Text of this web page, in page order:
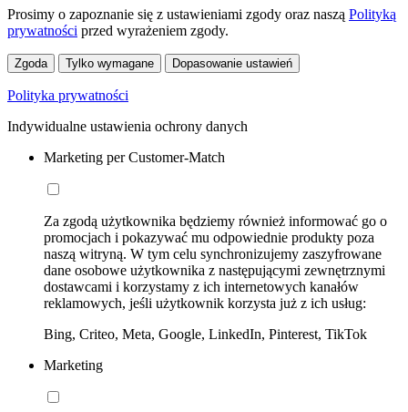
Prosimy o zapoznanie się z ustawieniami zgody oraz naszą Polityką
prywatności przed wyrażeniem zgody.
Zgoda Tylko wymagane Dopasowanie ustawień
Polityka prywatności
Indywidualne ustawienia ochrony danych
Marketing per Customer-Match
Za zgodą użytkownika będziemy również informować go o
promocjach i pokazywać mu odpowiednie produkty poza
naszą witryną. W tym celu synchronizujemy zaszyfrowane
dane osobowe użytkownika z następującymi zewnętrznymi
dostawcami i korzystamy z ich internetowych kanałów
reklamowych, jeśli użytkownik korzysta już z ich usług:
Bing, Criteo, Meta, Google, LinkedIn, Pinterest, TikTok
Marketing